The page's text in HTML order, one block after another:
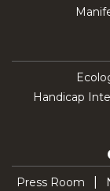
Handicap
Press Room